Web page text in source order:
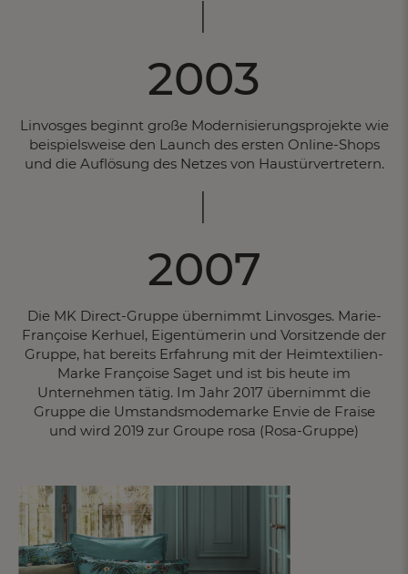
2003
Linvosges beginnt große Modernisierungsprojekte wie
beispielsweise den Launch des ersten Online-Shops
und die Auflösung des Netzes von Haustürvertretern.
2007
Die MK Direct-Gruppe übernimmt Linvosges. Marie-
Françoise Kerhuel, Eigentümerin und Vorsitzende der
Gruppe, hat bereits Erfahrung mit der Heimtextilien-
Marke Françoise Saget und ist bis heute im
Unternehmen tätig. Im Jahr 2017 übernimmt die
Gruppe die Umstandsmodemarke Envie de Fraise
und wird 2019 zur Groupe rosa (Rosa-Gruppe)